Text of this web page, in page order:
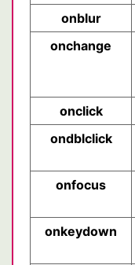
onblur
onchange
onclick
ondblclick
onfocus
onkeydown